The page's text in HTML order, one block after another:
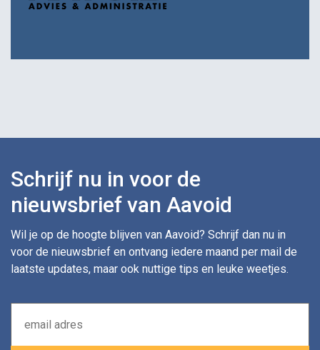
Schrijf nu in voor de
nieuwsbrief van Aavoid
Wil je op de hoogte blijven van Aavoid? Schrijf dan nu in
voor de nieuwsbrief en ontvang iedere maand per mail de
laatste updates, maar ook nuttige tips en leuke weetjes.